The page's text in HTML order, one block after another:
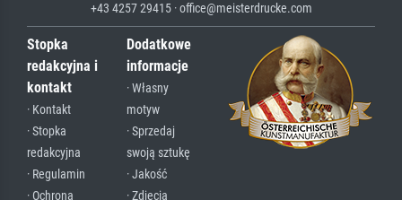
+43 4257 29415 · office@meisterdrucke.com
Stopka
redakcyjna i
kontakt
· Kontakt
· Stopka
redakcyjna
· Regulamin
· Ochrona
Dodatkowe
informacje
· Własny
motyw
· Sprzedaj
swoją sztukę
· Jakość
· Zdjęcia